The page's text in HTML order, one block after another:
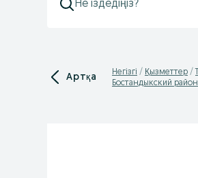
Артқа Негізгі Қызметтер
Бостандыкский район